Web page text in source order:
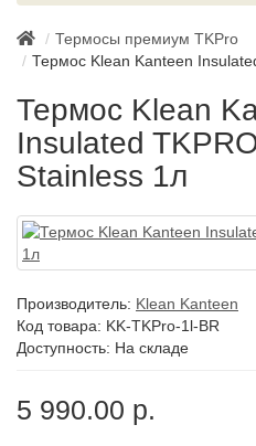
Термосы премиум TKPro
Термос Klean Kanteen
Термос Klean
Insulated
Stainless 1л
Производитель: Klean Kanteen
Код товара: KK-TKPro-1l-BR
Доступность: На складе
5 990.00 р.